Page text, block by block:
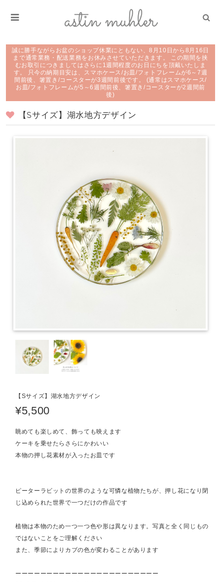
誠に勝手ながらお盆のショップ休業にともない、8月10日から8月16日
まで通常業務・配送業務をお休みさせていただきます。 この期間を挟
むお取引につきましてはさらに1週間程度のお日にちを頂戴いたしま
す。 只今の納期目安は、スマホケース/お皿/フォトフレームが6～7週
間前後、箸置き/コースターが3週間前後です。 (通常はスマホケース/
お皿/フォトフレームが5～6週間前後、箸置き/コースターが2週間前
後)
【Sサイズ】湖水地方デザイン
【Sサイズ】湖水地方デザイン
¥5,500
眺めても楽しめて、飾っても映えます
ケーキを乗せたらさらにかわいい
本物の押し花素材が入ったお皿です
ピーターラビットの世界のような可憐な植物たちが、押し花になり閉
じ込められた世界で一つだけの作品です
植物は本物のため一つ一つ色や形は異なります。写真と全く同じもの
ではないことをご理解ください
また、季節によりカブの色が変わることがあります
ーーーーーーーーーーーーーーーーーーーーーーー